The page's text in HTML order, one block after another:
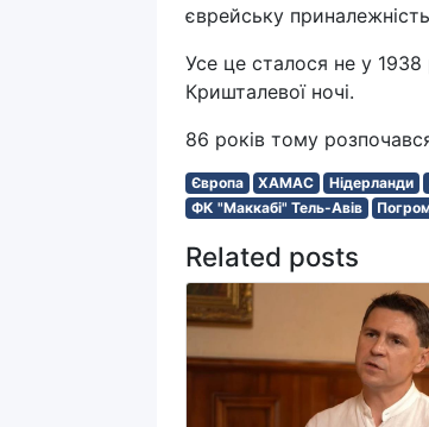
єврейську
Усе це сталося не у
Кришталевої ночі.
86 років тому
Європа ХАМАС Нідерланди
ФК "Маккабі" Тель-Авів
Related posts